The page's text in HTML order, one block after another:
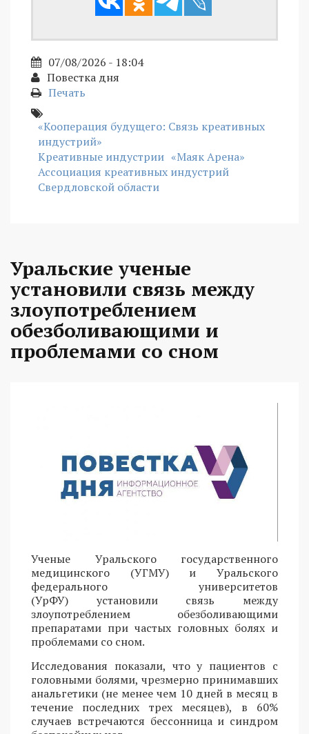
07/08/2026 - 18:04
Повестка дня
Печать
«Кооперация будущего: Связь креативных
индустрий»
Креативные индустрии «Маяк Арена»
Ассоциация креативных индустрий
Свердловской области
Уральские ученые
установили связь между
злоупотреблением
обезболивающими и
проблемами со сном
Ученые Уральского государственного
медицинского (УГМУ) и Уральского
федерального университетов
(УрФУ) установили связь между
злоупотреблением обезболивающими
препаратами при частых головных болях и
проблемами со сном.
Исследования показали, что у пациентов с
головными болями, чрезмерно принимавших
анальгетики (не менее чем 10 дней в месяц в
течение последних трех месяцев), в 60%
случаев встречаются бессонница и синдром